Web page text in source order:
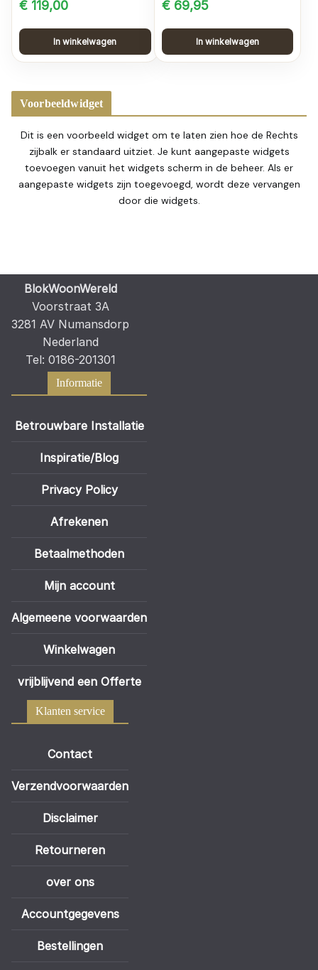
€ 119,00
In winkelwagen
€69,95
In winkelwagen
Voorbeeldwidget
Dit is een voorbeeld widget om te laten zien hoe de Rechts
zijbalk er standaard uitziet. Je kunt aangepaste widgets
toevoegen vanuit het widgets scherm in de beheer. Als er
aangepaste widgets zijn toegevoegd, wordt deze vervangen
door die widgets.
BlokWoonWereld
Voorstraat 3A
3281 AV Numansdorp
Nederland
Tel: 0186-201301
Informatie
Betrouwbare Installatie
Inspiratie/Blog
Privacy Policy
Afrekenen
Betaalmethoden
Mijn account
Algemeene voorwaarden
Winkelwagen
vrijblijvend een Offerte
Klanten service
Contact
Verzendvoorwaarden
Disclaimer
Retourneren
over ons
Accountgegevens
Bestellingen